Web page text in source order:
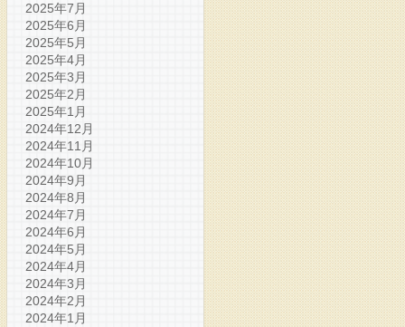
2025年7月
2025年6月
2025年5月
2025年4月
2025年3月
2025年2月
2025年1月
2024年12月
2024年11月
2024年10月
2024年9月
2024年8月
2024年7月
2024年6月
2024年5月
2024年4月
2024年3月
2024年2月
2024年1月